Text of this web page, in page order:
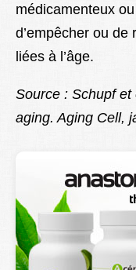
médicamenteux
d’empêcher ou
liées à l’âge.
Source : Schupf
aging. Aging Cell,